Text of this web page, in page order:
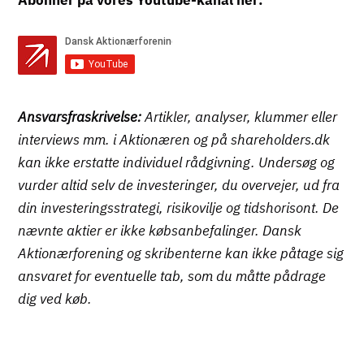
Ansvarsfraskrivelse:Artikler, analyser, klummer eller
interviews mm. i Aktionæren og på shareholders.dk
kan ikke erstatte individuel rådgivning. Undersøg og
vurder altid selv de investeringer, du overvejer, ud fra
din investeringsstrategi, risikovilje og tidshorisont. De
nævnte aktier er ikke købsanbefalinger. Dansk
Aktionærforening og skribenterne kan ikke påtage sig
ansvaret for eventuelle tab, som du måtte pådrage
dig ved køb.